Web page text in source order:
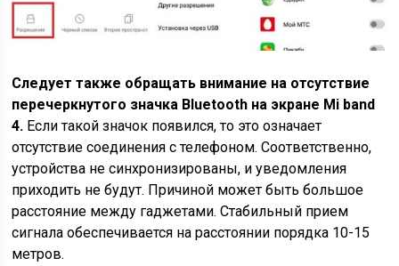
Следует также обращать внимание на отсутствие
перечеркнутого значка Bluetooth на экране Mi band
4. Если такой значок появился, то это означает
отсутствие соединения с телефоном. Соответственно,
устройства не синхронизированы, и уведомления
приходить не будут. Причиной может быть большое
расстояние между гаджетами. Стабильный прием
сигнала обеспечивается на расстоянии порядка 10-15
метров.